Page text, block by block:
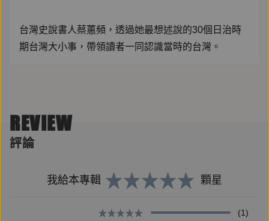
台灣史說書人蔡蕙頻，透過她最想述說的30個日治時
期台灣大小事，帶領讀者一同認識當時的台灣。
‧晚清時期的明星戰役、日本人的高麗菜頭…還有還
有，那些發生在台灣的小小故事，都在史料邊角裡，見
‧當台灣人剪掉辮子、穿起西服、放開小腳以後，改變
REVIEW
評論
我給本專輯 顆星
(1)